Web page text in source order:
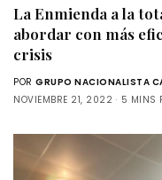
La Enmienda a la
abordar con más
crisis
POR GRUPO NACIONALISTA
NOVIEMBRE 21, 2022
5 MINS